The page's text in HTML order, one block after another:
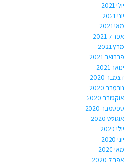
יולי 2021
יוני 2021
מאי 2021
אפריל 2021
מרץ 2021
פברואר 2021
ינואר 2021
דצמבר 2020
נובמבר 2020
אוקטובר 2020
ספטמבר 2020
אוגוסט 2020
יולי 2020
יוני 2020
מאי 2020
אפריל 2020